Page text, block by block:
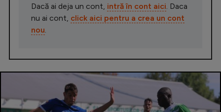
Dacă ai deja un cont, intră în cont aici. Daca
nu ai cont, click aici pentru a crea un cont
nou.